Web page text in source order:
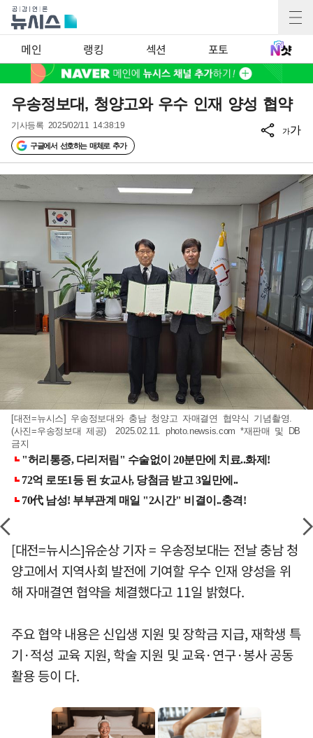
메인 랭킹 섹션 포토
우송정보대, 청양고와 우수 인재 양성 협약
기사등록 2025/02/11 14:38:19
구글에서 선호하는 매체로 추가
가가
[대전=뉴시스] 우송정보대와 충남 청양고 자매결연 협약식 기념촬영.
(사진=우송정보대 제공) 2025.02.11. photo.newsis.com *재판매 및 DB
금지
[대전=뉴시스]유순상 기자 = 우송정보대는 전날 충남 청
양고에서 지역사회 발전에 기여할 우수 인재 양성을 위
해 자매결연 협약을 체결했다고 11일 밝혔다.
주요 협약 내용은 신입생 지원 및 장학금 지급, 재학생 특
기·적성 교육 지원, 학술 지원 및 교육·연구·봉사 공동
활용 등이 다.